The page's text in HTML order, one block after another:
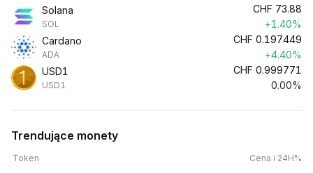
Solana
SOL
CHF 73.88
+1.40%
Cardano
ADA
CHF 0.197449
+4.40%
USD1
USD1
CHF 0.999771
0.00%
Trendujące monety
Token Cena i 24H%